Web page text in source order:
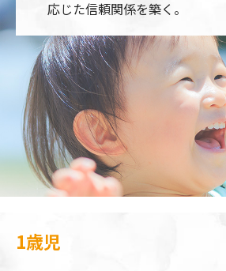
応じた信頼関係を築く。
1歳児